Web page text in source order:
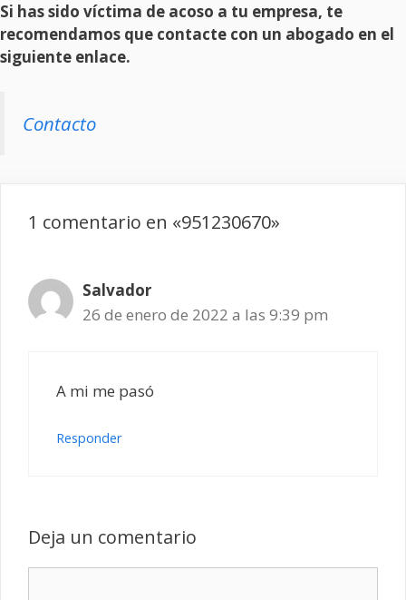
Si has sido víctima de acoso a tu empresa, te
recomendamos que contacte con un abogado en el
siguiente enlace.
Contacto
1 comentario en «951230670»
Salvador
26 de enero de 2022 a las 9:39 pm
A mi me pasó
Responder
Deja un comentario